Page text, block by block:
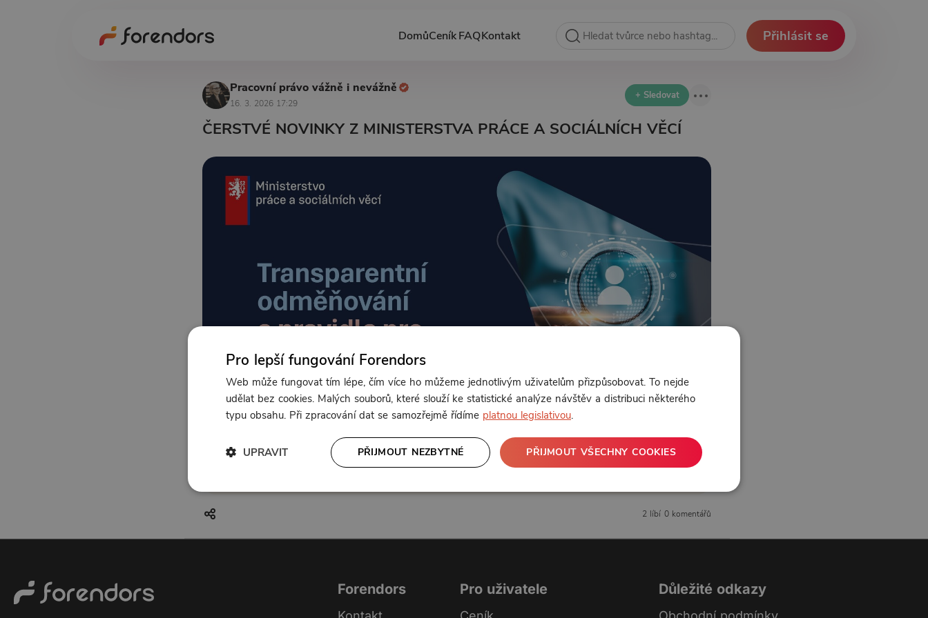
DomůCeníkFAQKontakt Přihlásit se
Pracovní právo vážně i nevážně
16. 3. 2026 17:29
+ Sledovat
ČERSTVÉ NOVINKY Z MINISTERSTVA PRÁCE A SOCIÁLNÍCH VĚCÍ
Od 149 Kč měsíčně
Klikněte pro odemčení nebo sepřihlaste
2 líbí 0 komentářů
Forendors Pro uživatele Důležité odkazy
Pro lepší fungování Forendors
Web může fungovat tím lépe, čím více ho můžeme jednotlivým uživatelům přizpůsobovat. To nejde
udělat bez cookies. Malých souborů, které slouží ke statistické analýze návštěv a distribuci některého
typu obsahu. Při zpracování dat se samozřejmě řídíme platnou legislativou.
PŘIJMOUT VŠECHNY COOKIES
PŘIJMOUT NEZBYTNÉ
UPRAVIT